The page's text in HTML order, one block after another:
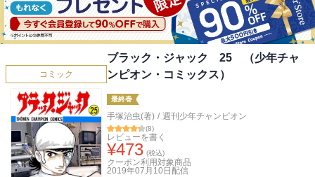
コミック
ブラック・ジャック 25 （少年チャ
ンピオン・コミックス）
最終巻
手塚治虫(著) / 週刊少年チャンピオン
(8)
レビューを書く
¥473 (税込)
クーポン利用対象商品
2019年07月10日 配信